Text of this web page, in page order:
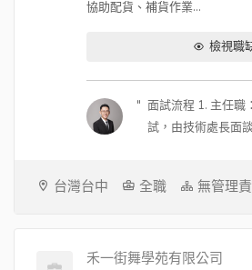
協助配貨、補貨作業...
檢視職
面試流程 1. 主任職：一次面談，實體面
試，由技術處長面
3. 可能會在面試中
行程可配合) 薪酬福利 1. 有透明的升遷制
台灣台中 全職 無管理
禾一街舞學苑有限公司